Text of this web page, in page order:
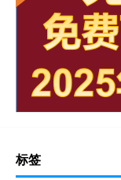
标签